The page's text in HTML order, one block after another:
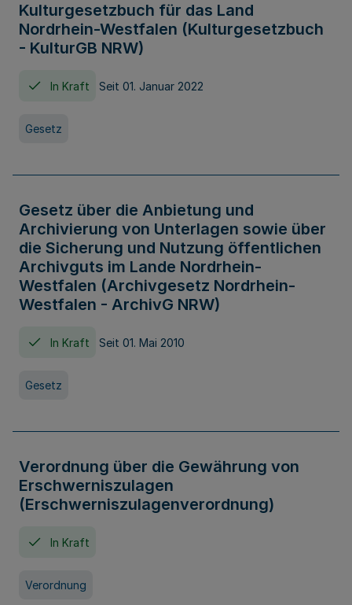
Kulturgesetzbuch für das Land
Nordrhein-Westfalen (Kulturgesetzbuch
- KulturGB NRW)
In Kraft Seit 01. Januar 2022
Gesetz
Gesetz über die Anbietung und
Archivierung von Unterlagen sowie über
die Sicherung und Nutzung öffentlichen
Archivguts im Lande Nordrhein-
Westfalen (Archivgesetz Nordrhein-
Westfalen - ArchivG NRW)
In Kraft Seit 01. Mai 2010
Gesetz
Verordnung über die Gewährung von
Erschwerniszulagen
(Erschwerniszulagenverordnung)
In Kraft
Verordnung